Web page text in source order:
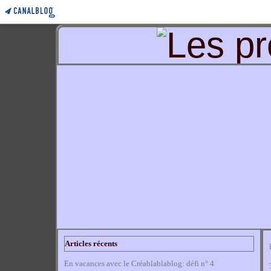
Articles récents
En vacances avec le Créablablablog: défi n° 4